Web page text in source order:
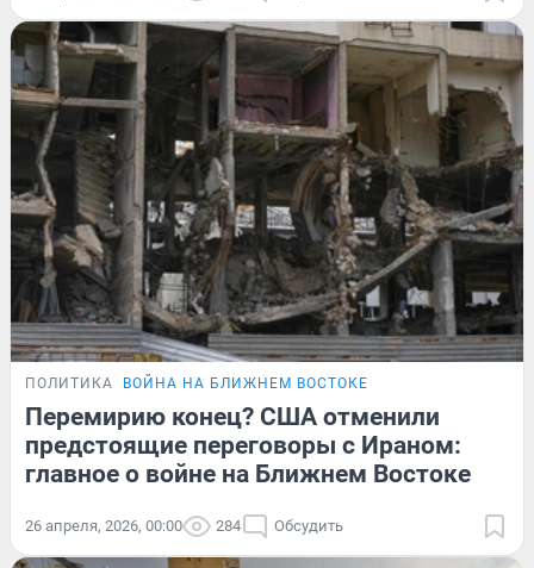
ПОЛИТИКА ВОЙНА НА БЛИЖНЕМ ВОСТОКЕ
Перемирию конец? США отменили
предстоящие переговоры с Ираном:
главное о войне на Ближнем Востоке
26 апреля, 2026, 00:00 284 Обсудить